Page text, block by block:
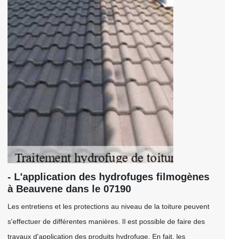
- L'application des hydrofuges filmogènes
à Beauvene dans le 07190
Les entretiens et les protections au niveau de la toiture peuvent
s'effectuer de différentes manières. Il est possible de faire des
travaux d'application des produits hydrofuge. En fait, les